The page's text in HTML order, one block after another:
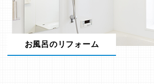
お風呂のリフォーム